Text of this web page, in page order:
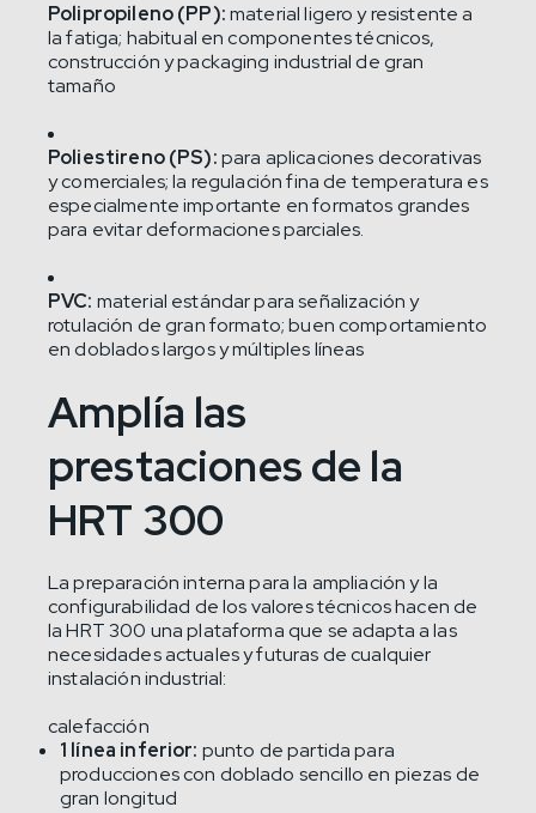
Polipropileno (PP):material ligero y resistente a
la fatiga; habitual en componentes técnicos,
construcción y packaging industrial de gran
tamaño
Poliestireno (PS):para aplicaciones decorativas
y comerciales; la regulación fina de temperatura es
especialmente importante en formatos grandes
para evitar deformaciones parciales.
PVC: material estándar para señalización y
rotulación de gran formato; buen comportamiento
en doblados largos y múltiples líneas
Amplía las
prestaciones de la
HRT 300
La preparación interna para la ampliación y la
configurabilidad de los valores técnicos hacen de
la HRT 300 una plataforma que se adapta a las
necesidades actuales y futuras de cualquier
instalación industrial:
calefacción
1 línea inferior: punto de partida para
producciones con doblado sencillo en piezas de
gran longitud